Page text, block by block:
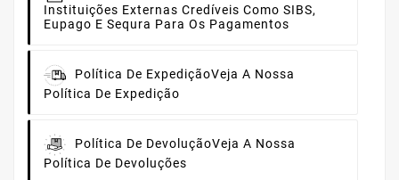
Instituições Externas Credíveis Como SIBS,
Eupago E Sequra Para Os Pagamentos
Política De ExpediçãoVeja A Nossa
Política De Expedição
Política De DevoluçãoVeja A Nossa
Política De Devoluções